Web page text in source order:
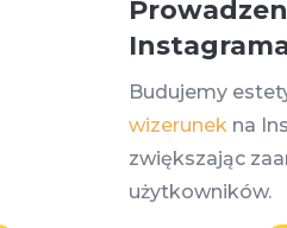
Budujemy
wizerunek na
zwiększając
użytkowników.